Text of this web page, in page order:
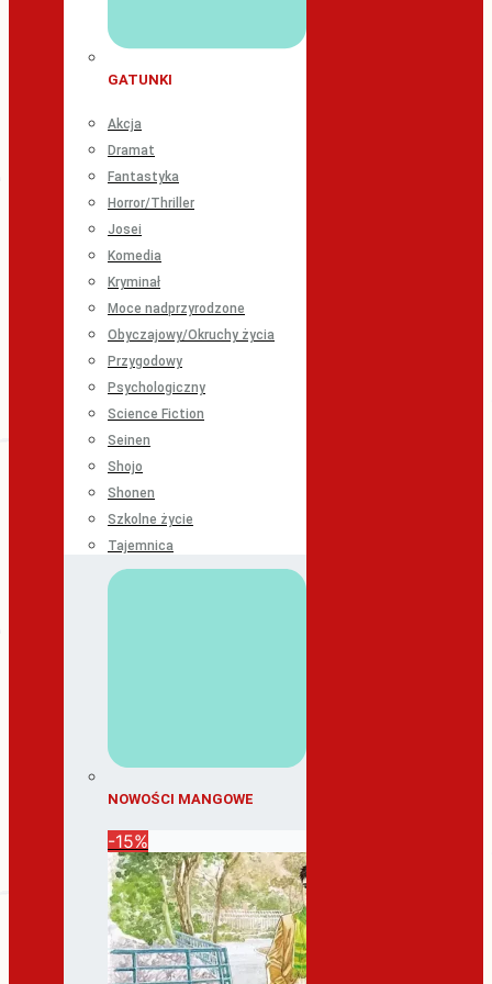
GATUNKI
Akcja
Dramat
Fantastyka
Horror/Thriller
Josei
Komedia
Kryminał
Moce nadprzyrodzone
Obyczajowy/Okruchy życia
Przygodowy
Psychologiczny
Science Fiction
Seinen
Shojo
Shonen
Szkolne życie
Tajemnica
NOWOŚCI MANGOWE
-15%